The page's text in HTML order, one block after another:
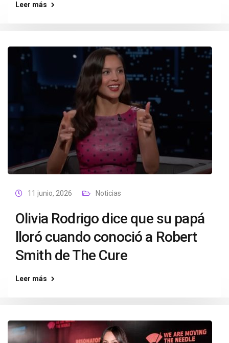
Leer más
11 junio, 2026 Noticias
Olivia Rodrigo dice que su papá
lloró cuando conoció a Robert
Smith de The Cure
Leer más